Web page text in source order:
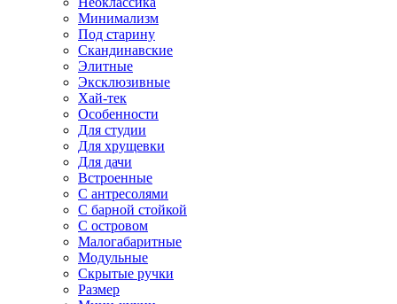
Минимализм
Под старину
Скандинавские
Элитные
Эксклюзивные
Хай-тек
Особенности
Для студии
Для хрущевки
Для дачи
Встроенные
С антресолями
С барной стойкой
С островом
Малогабаритные
Модульные
Скрытые ручки
Размер